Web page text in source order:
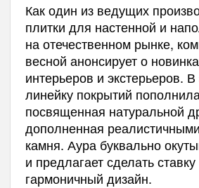
Как один из ведущих
плитки для настенной и
на отечественном рынке,
весной анонсирует о
интерьеров и экстерьеров.
линейку покрытий
посвященная натуральной
дополненная
камня. Аура буквально
и предлагает сделать
гармоничный дизайн.